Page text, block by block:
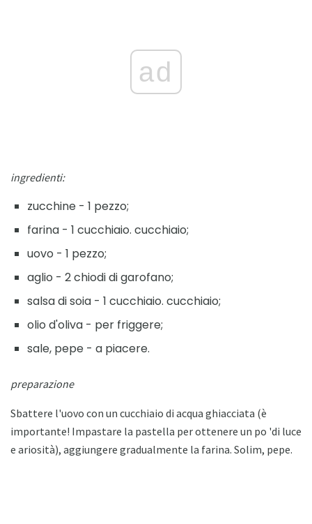
ad
ingredienti:
zucchine - 1 pezzo;
farina - 1 cucchiaio. cucchiaio;
uovo - 1 pezzo;
aglio - 2 chiodi di garofano;
salsa di soia - 1 cucchiaio. cucchiaio;
olio d'oliva - per friggere;
sale, pepe - a piacere.
preparazione
Sbattere l'uovo con un cucchiaio di acqua ghiacciata (è
importante! Impastare la pastella per ottenere un po 'di luce
e ariosità), aggiungere gradualmente la farina. Solim, pepe.